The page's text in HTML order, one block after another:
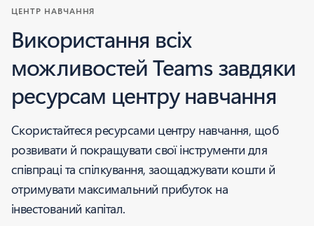
ЦЕНТР НАВЧАННЯ
Використання всіх
можливостей Teams завдяки
ресурсам центру навчання
Скористайтеся ресурсами центру навчання, щоб
розвивати й покращувати свої інструменти для
співпраці та спілкування, заощаджувати кошти й
отримувати максимальний прибуток на
інвестований капітал.